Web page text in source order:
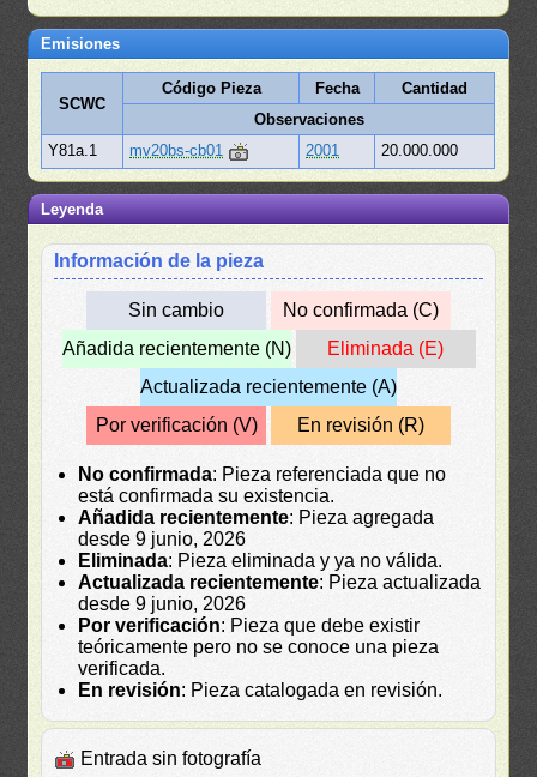
Emisiones
SCWC
Código Pieza Fecha
Cantidad
Observaciones
Y81a.1
mv20bs-cb01 2001 20.000.000
Leyenda
Información de la pieza
Sin cambio
No confirmada (C)
Añadida recientemente (N)
Eliminada (E)
Actualizada recientemente (A)
Por verificación (V)
En revisión (R)
No confirmada: Pieza referenciada que no
está confirmada su existencia.
Añadida recientemente: Pieza agregada
desde 9 junio, 2026
Eliminada: Pieza eliminada y ya no válida.
Actualizada recientemente: Pieza actualizada
desde 9 junio, 2026
Por verificación: Pieza que debe existir
teóricamente pero no se conoce una pieza
verificada.
En revisión: Pieza catalogada en revisión.
Entrada sin fotografía